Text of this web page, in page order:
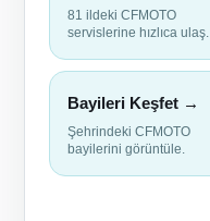
81 ildeki CFMOTO
servislerine hızlıca ulaş.
Bayileri Keşfet →
Şehrindeki CFMOTO
bayilerini görüntüle.